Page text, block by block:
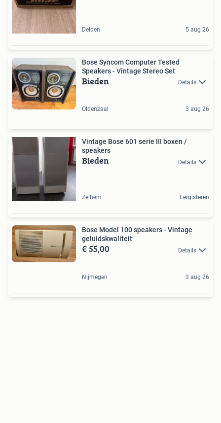
Delden 5 aug 26
Bose Syncom Computer Tested
Speakers - Vintage Stereo Set
Bieden Details
Oldenzaal 3 aug 26
Vintage Bose 601 serie III boxen /
speakers
Bieden Details
Zelhem Eergisteren
Bose Model 100 speakers - Vintage
geluidskwaliteit
€ 55,00 Details
Nijmegen 3 aug 26